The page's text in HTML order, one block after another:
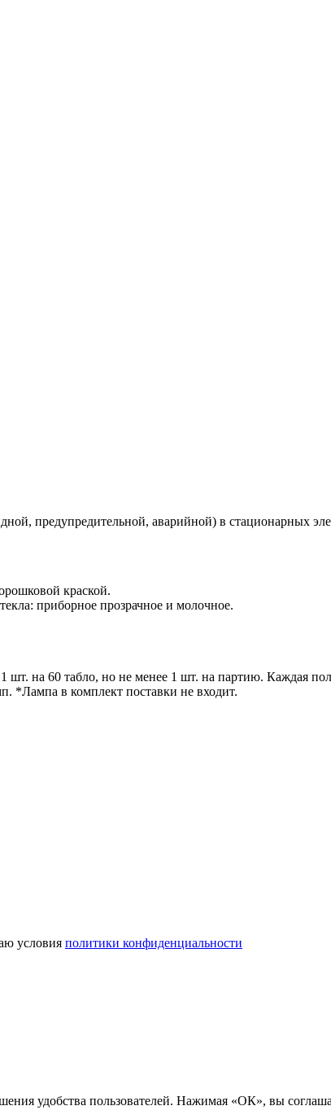
предупредительной, аварийной) в стационарных
краской.
приборное прозрачное и молочное.
на 60 табло, но не менее 1 шт. на партию. Каждая
*Лампа в комплект поставки не входит.
условия политики конфиденциальности
удобства пользователей. Нажимая «ОК», вы